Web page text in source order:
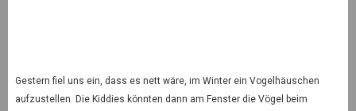
Gestern fiel uns ein, dass es nett wäre, im Winter ein Vogelhäuschen
aufzustellen. Die Kiddies könnten dann am Fenster die Vögel beim